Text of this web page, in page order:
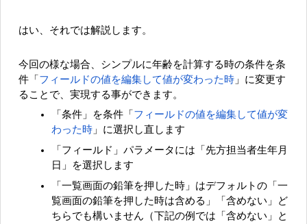
はい、それでは解説します。
今回の様な場合、シンプルに年齢を計算する時の条件を条
件「 フィールドの値を編集して値が変わった時 」に変更す
ることで、実現する事ができます。
「条件」を条件「 フィールドの値を編集して値が変
わった時 」に選択し直します
「フィールド」パラメータには「先方担当者生年月
日」を選択します
「一覧画面の鉛筆を押した時」はデフォルトの「一
覧画面の鉛筆を押した時は含める」「含めない」ど
ちらでも構いません（下記の例では「含めない」と